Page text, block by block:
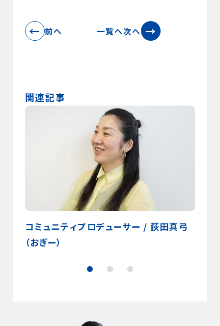
← 前へ 一覧へ次へ →
関連記事
コミュニティプロデューサー / 荻田真弓
（おぎー）